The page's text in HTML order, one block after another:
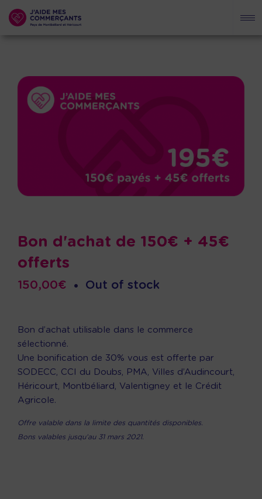
Bon d'achat de 150€ + 45€
offerts
150,00€ • Out of stock
Bon d’achat utilisable dans le commerce
sélectionné.
Une bonification de 30% vous est offerte par
SODECC, CCI du Doubs, PMA, Villes d’Audincourt,
Héricourt, Montbéliard, Valentigney et le Crédit
Agricole.
Offre valable dans la limite des quantités disponibles.
Bons valables jusqu’au 31 mars 2021.